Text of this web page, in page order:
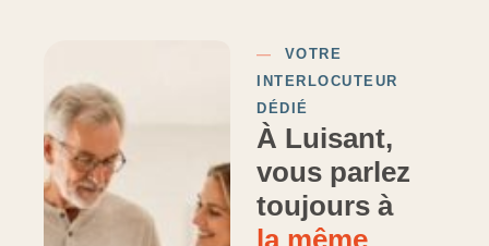
—
VOTRE
INTERLOCUTEUR
DÉDIÉ
À Luisant,
vous parlez
toujours à
la même